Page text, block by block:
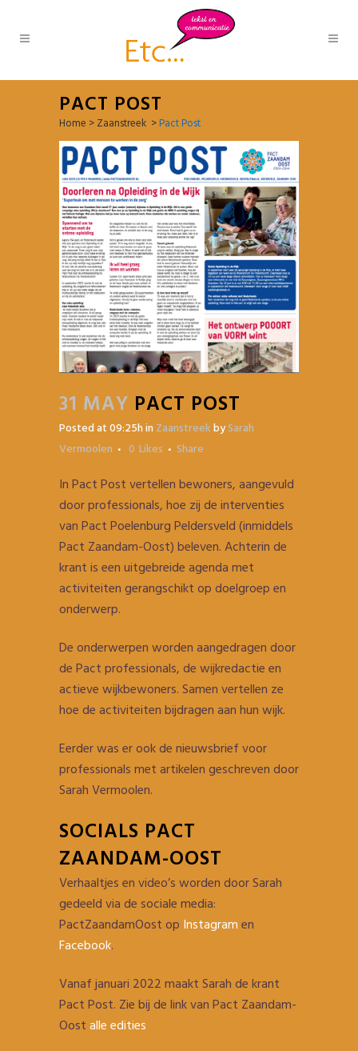
PACT POST
Home >Zaanstreek >Pact Post
31 MAY PACT POST
Posted at 09:25hin ZaanstreekbySarah
Vermoolen
0 Likes Share
In Pact Post vertellen bewoners, aangevuld
door professionals, hoe zij de interventies
van Pact Poelenburg Peldersveld (inmiddels
Pact Zaandam-Oost) beleven. Achterin de
krant is een uitgebreide agenda met
activiteiten gerangschikt op doelgroep en
onderwerp.
De onderwerpen worden aangedragen door
de Pact professionals, de wijkredactie en
actieve wijkbewoners. Samen vertellen ze
hoe de activiteiten bijdragen aan hun wijk.
Eerder was er ook de nieuwsbrief voor
professionals met artikelen geschreven door
Sarah Vermoolen.
SOCIALS PACT
ZAANDAM-OOST
Verhaaltjes en video’s worden door Sarah
gedeeld via de sociale media:
PactZaandamOost op Instagramen
Facebook.
Vanaf januari 2022 maakt Sarah de krant
Pact Post. Zie bij de link van Pact Zaandam-
Oostalle edities